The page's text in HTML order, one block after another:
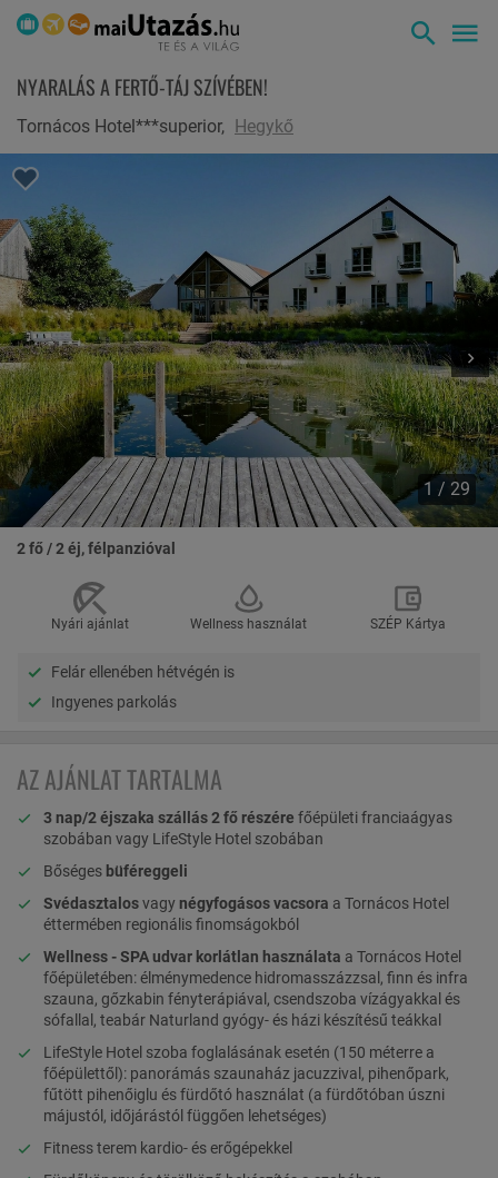
NYARALÁS A FERTŐ-TÁJ SZÍVÉBEN!
Tornácos Hotel***superior, Hegykő
1 / 29
2 fő / 2 éj, félpanzióval
Nyári ajánlat Wellness használat SZÉP Kártya
Felár ellenében hétvégén is
Ingyenes parkolás
AZ AJÁNLAT TARTALMA
3 nap/2 éjszaka szállás 2 fő részére főépületi franciaágyas
szobában vagy LifeStyle Hotel szobában
Bőséges büféreggeli
Svédasztalosvagynégyfogásos vacsora a Tornácos Hotel
éttermében regionális finomságokból
Wellness - SPA udvar korlátlan használata a Tornácos Hotel
főépületében: élménymedence hidromasszázzsal, finn és infra
szauna, gőzkabin fényterápiával, csendszoba vízágyakkal és
sófallal, teabár Naturland gyógy- és házi készítésű teákkal
LifeStyle Hotel szoba foglalásának esetén (150 méterre a
főépülettől): panorámás szaunaház jacuzzival, pihenőpark,
fűtött pihenőiglu és fürdőtó használat (a fürdőtóban úszni
májustól, időjárástól függően lehetséges)
Fitness terem kardio- és erőgépekkel